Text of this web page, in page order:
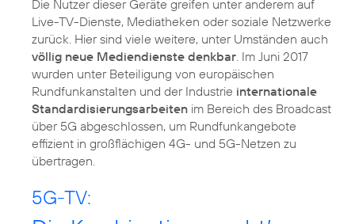
Die Nutzer dieser Geräte greifen unter anderem auf
Live-TV-Dienste, Mediatheken oder soziale Netzwerke
zurück. Hier sind viele weitere, unter Umständen auch
völlig neue Mediendienste denkbar . Im Juni 2017
wurden unter Beteiligung von europäischen
Rundfunkanstalten und der Industrie internationale
Standardisierungsarbeiten im Bereich des Broadcast
über 5G abgeschlossen, um Rundfunkangebote
effizient in großflächigen 4G- und 5G-Netzen zu
übertragen.
5G-TV: